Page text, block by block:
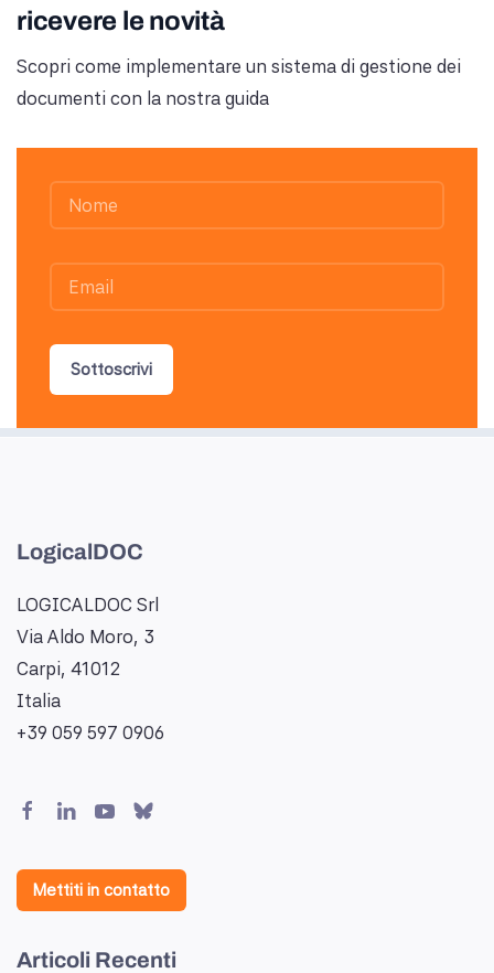
ricevere le novità
Scopri come implementare un sistema di gestione dei
documenti con la nostra guida
Sottoscrivi
LogicalDOC
LOGICALDOC Srl
Via Aldo Moro, 3
Carpi, 41012
Italia
+39 059 597 0906
Mettiti in contatto
Articoli Recenti